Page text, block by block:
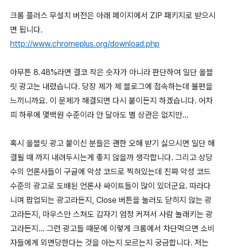
크롬 플러스 무설치 버전은 아래 페이지에서 ZIP 패키지로 받으시
면 됩니다.
http://www.chromeplus.org/download.php
아무튼 8.48%라면 결코 작은 숫자가 아니라 판단하여 일단 올블
릿 광고는 내렸습니다. 당장 제가 제 블로그에 접속하는데 불편을
느끼니까요. 이 문제가 해결되면 다시 붙이든지 하겠습니다. 어차
피 하루에 몇백원 수준이라 안 달아도 별 상관은 없지만...
혹시 올블릿 광고 붙이신 분들은 괜한 오해 받기 싫으시면 일단 해
결될 때 까지 내려두시는게 좋지 않을까 생각합니다. 그리고 상당
수의 언론사들이 구글에 악성 코드로 찍혀있는데 진짜 악성 코드
수준의 광고로 도배된 언론사 싸이트들이 많이 있더군요. 따라다
니며 팝업되는 광고라든지, Close 버튼을 눌러도 닫히지 않는 광
고라든지, 마우스만 스쳐도 갑자기 엄청 커져서 사람 놀래키는 광
고라든지... 그런 광고들 때문에 이렇게 크롬에서 차단먹으면 소비
자들에게 외면당한다는 것을 아는지 모르는지 궁금합니다. 저는